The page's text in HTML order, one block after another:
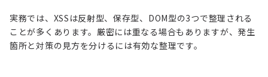
実務では、XSSは反射型、保存型、DOM型の3つで整理される
ことが多くあります。厳密には重なる場合もありますが、発生
箇所と対策の見方を分けるには有効な整理です。